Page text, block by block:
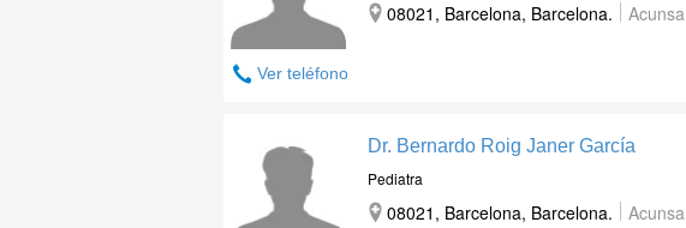
Ver teléfono
08021, Barcelona, Barcelona. Acunsa
Dr. Bernardo Roig Janer García
Pediatra
08021, Barcelona, Barcelona. Acunsa